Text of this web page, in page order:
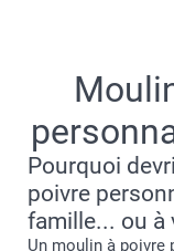
Pourquoi
poivre
famille... ou à
Un moulin à poivre